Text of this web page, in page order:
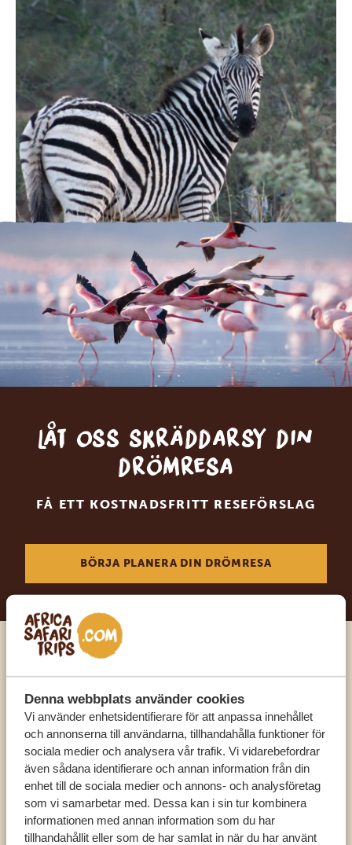
Denna webbplats använder cookies
Vi använder enhetsidentifierare för att anpassa innehållet
och annonserna till användarna, tillhandahålla funktioner för
sociala medier och analysera vår trafik. Vi vidarebefordrar
även sådana identifierare och annan information från din
enhet till de sociala medier och annons- och analysföretag
som vi samarbetar med. Dessa kan i sin tur kombinera
informationen med annan information som du har
tillhandahållit eller som de har samlat in när du har använt
Låt oss skräddarsy din
drömresa
FÅ ETT KOSTNADSFRITT RESEFÖRSLAG
BÖRJA PLANERA DIN DRÖMRESA
Ring en av våra experter
VÅRA SPECIALISTER FINNS HÄR FÖR ATT
HJÄLPA DIG
SV:+31 174 788 101
OLIKA LÄNDER